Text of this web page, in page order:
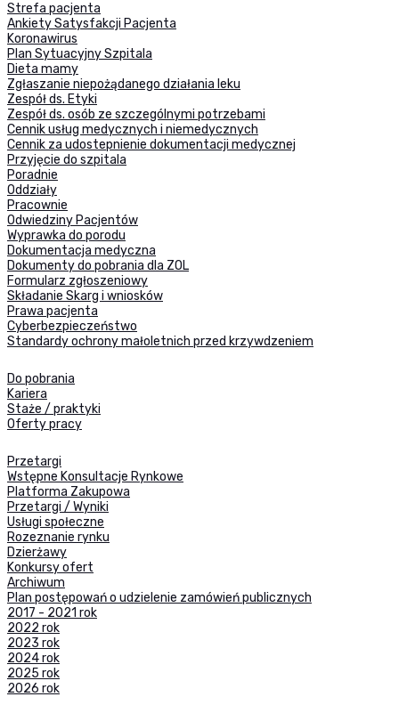
Strefa pacjenta
Ankiety Satysfakcji Pacjenta
Koronawirus
Plan Sytuacyjny Szpitala
Dieta mamy
Zgłaszanie niepożądanego działania leku
Zespół ds. Etyki
Zespół ds. osób ze szczególnymi potrzebami
Cennik usług medycznych i niemedycznych
Cennik za udostepnienie dokumentacji medycznej
Przyjęcie do szpitala
Poradnie
Oddziały
Pracownie
Odwiedziny Pacjentów
Wyprawka do porodu
Dokumentacja medyczna
Dokumenty do pobrania dla ZOL
Formularz zgłoszeniowy
Składanie Skarg i wniosków
Prawa pacjenta
Cyberbezpieczeństwo
Standardy ochrony małoletnich przed krzywdzeniem
Do pobrania
Kariera
Staże / praktyki
Oferty pracy
Przetargi
Wstępne Konsultacje Rynkowe
Platforma Zakupowa
Przetargi / Wyniki
Usługi społeczne
Rozeznanie rynku
Dzierżawy
Konkursy ofert
Archiwum
Plan postępowań o udzielenie zamówień publicznych
2017 - 2021 rok
2022 rok
2023 rok
2024 rok
2025 rok
2026 rok